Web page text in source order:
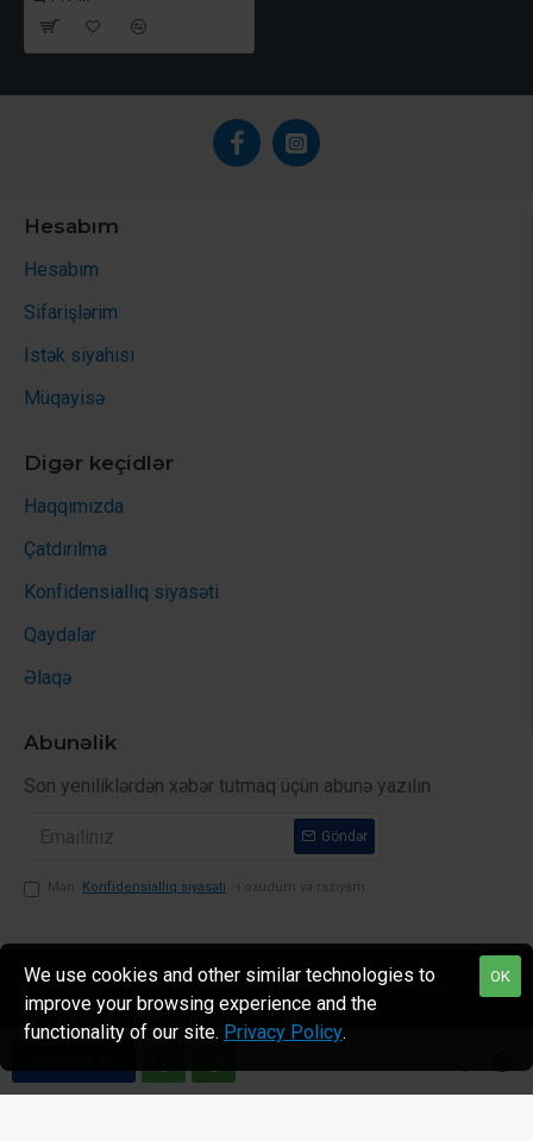
Hesabım
Hesabım
Sifarişlərim
Istək siyahısı
Müqayisə
Digər keçidlər
Haqqımızda
Çatdırılma
Konfidensiallıq siyasəti
Qaydalar
Əlaqə
Abunəlik
Son yeniliklərdən xəbər tutmaq üçün abunə yazılın
Göndər
Mən Konfidensiallıq siyasəti -i oxudum və razıyam
NARCOND MMC, VÖEN:1401987561 © 2022, Bütün
Hüquqlar Qorunur
OK
We use cookies and other similar technologies to
improve your browsing experience and the
functionality of our site. Privacy Policy.